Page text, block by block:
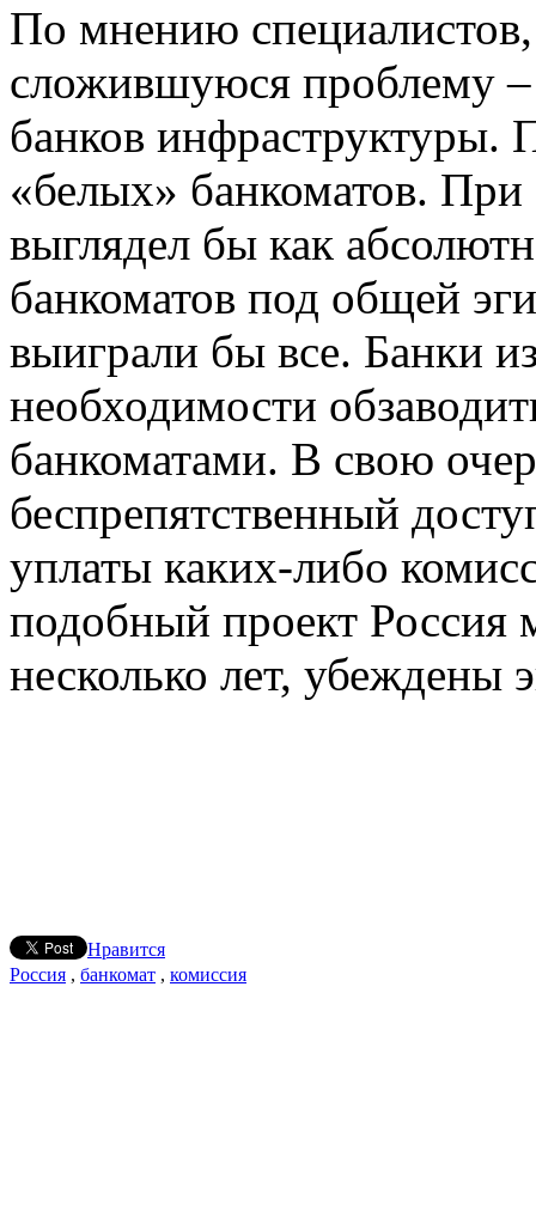
По мнению
сложившуюся проблему –
банков инфраструктуры.
«белых» банкоматов.
выглядел бы как
банкоматов под общей
выиграли бы все. Банки
необходимости
банкоматами. В свою
беспрепятственный
уплаты каких-либо
подобный проект
несколько лет, убеждены
Нравится
Россия , банкомат , комиссия